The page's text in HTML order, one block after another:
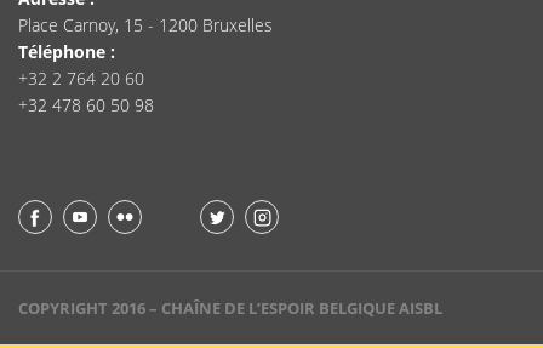
Place Carnoy, 15 - 1200 Bruxelles
Téléphone :
+32 2 764 20 60
+32 478 60 50 98
COPYRIGHT 2016 – CHAÎNE DE L’ESPOIR BELGIQUE AISBL